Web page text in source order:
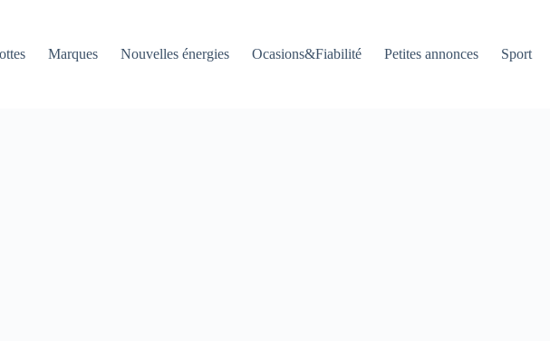
Marques Nouvelles énergies Ocasions&Fiabilité Petites annonces Sport